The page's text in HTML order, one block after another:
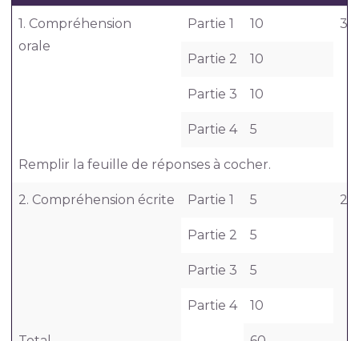
1. Compréhension
orale
Partie 1 10 35
Partie 2 10
Partie 3 10
Partie 4 5
Remplir la feuille de réponses à cocher.
2. Compréhension écrite Partie 1 5 25
Partie 2 5
Partie 3 5
Partie 4 10